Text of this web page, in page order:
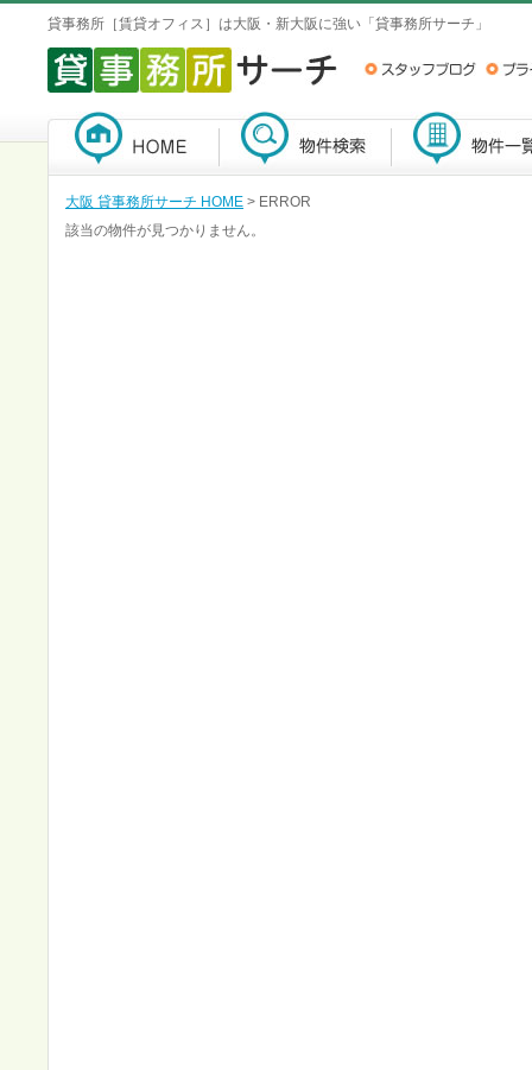
貸事務所［賃貸オフィス］は大阪・新大阪に強い「貸事務所サーチ」
大阪 貸事務所サーチ HOME > ERROR
該当の物件が見つかりません。